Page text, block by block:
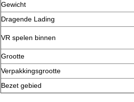
Gewicht
Dragende Lading
VR spelen binnen
Grootte
Verpakkingsgrootte
Bezet gebied